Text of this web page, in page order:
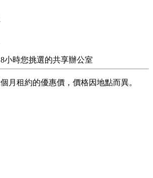
小時您挑選的共享辦公室
月租約的優惠價，價格因地點而異。